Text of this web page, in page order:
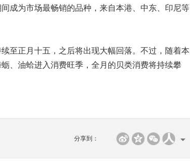
成为市场最畅销的品种，来自本港、中东、印尼等
正月十五，之后将出现大幅回落。不过，随着本
、油蛤进入消费旺季，全月的贝类消费将持续攀
分享到：